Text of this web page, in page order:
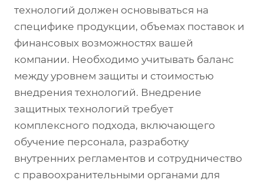
технологий должен основываться на
специфике продукции, объемах поставок и
финансовых возможностях вашей
компании. Необходимо учитывать баланс
между уровнем защиты и стоимостью
внедрения технологий. Внедрение
защитных технологий требует
комплексного подхода, включающего
обучение персонала, разработку
внутренних регламентов и сотрудничество
с правоохранительными органами для